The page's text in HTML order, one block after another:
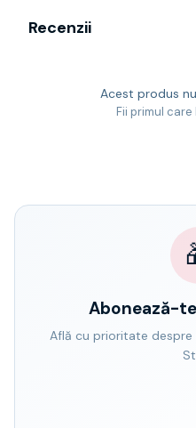
Recenzii
Acest produs
Fii primul
Abonează-
Află cu prioritate despre